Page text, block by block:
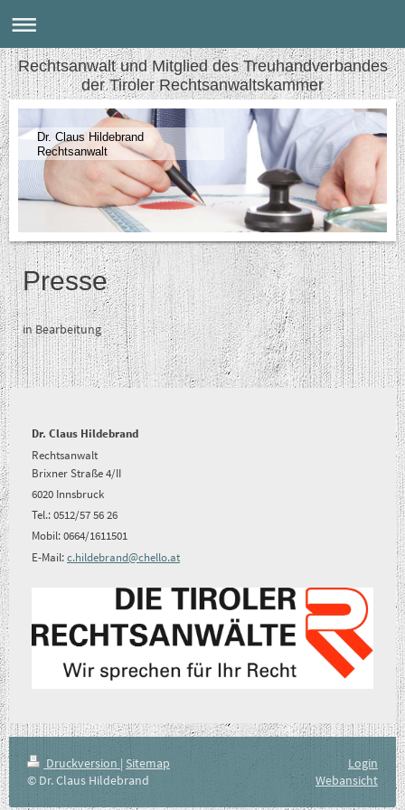
Rechtsanwalt und Mitglied des Treuhandverbandes
der Tiroler Rechtsanwaltskammer
Dr. Claus Hildebrand
Rechtsanwalt
Presse
in Bearbeitung
Dr. Claus Hildebrand
Rechtsanwalt
Brixner Straße 4/II
6020 Innsbruck
Tel.: 0512/57 56 26
Mobil: 0664/1611501
E-Mail:c.hildebrand@chello.at
Druckversion | Sitemap
© Dr. Claus Hildebrand
Login
Webansicht